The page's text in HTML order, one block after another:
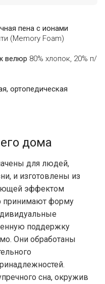
пена с ионами
(Memory Foam)
велюр 80% хлопок, 20% п/
ортопедическая
дома
для людей,
и изготовлены из
эффектом
принимают форму
поддержку
Они обработаны
сна, окружив